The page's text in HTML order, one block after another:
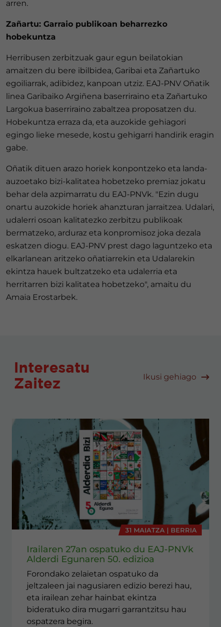
arren.
Zañartu: Garraio publikoan beharrezko
hobekuntza
Herribusen zerbitzuak gaur egun beilatokian
amaitzen du bere ibilbidea, Garibai eta Zañartuko
egoiliarrak, adibidez, kanpoan utziz. EAJ-PNV Oñatik
linea Garibaiko Argiñena baserriraino eta Zañartuko
Largokua baserriraino zabaltzea proposatzen du.
Hobekuntza erraza da, eta auzokide gehiagori
egingo lieke mesede, kostu gehigarri handirik eragin
gabe.
Oñatik dituen arazo horiek konpontzeko eta landa-
auzoetako bizi-kalitatea hobetzeko premiaz jokatu
behar dela azpimarratu du EAJ-PNVk. "Ezin dugu
onartu auzokide horiek ahanzturan jarraitzea. Udalari,
udalerri osoan kalitatezko zerbitzu publikoak
bermatzeko, arduraz eta konpromisoz joka dezala
eskatzen diogu. EAJ-PNV prest dago laguntzeko eta
elkarlanean aritzeko oñatiarrekin eta Udalarekin
ekintza hauek bultzatzeko eta udalerria eta
herritarren bizi kalitatea hobetzeko", amaitu du
Amaia Erostarbek.
Interesatu
Zaitez
Ikusi gehiago
31 MAIATZA | BERRIA
Irailaren 27an ospatuko du EAJ-PNVk
Alderdi Egunaren 50. edizioa
Forondako zelaietan ospatuko da
jeltzaleen jai nagusiaren edizio berezi hau,
eta irailean zehar hainbat ekintza
bideratuko dira mugarri garrantzitsu hau
ospatzera begira.